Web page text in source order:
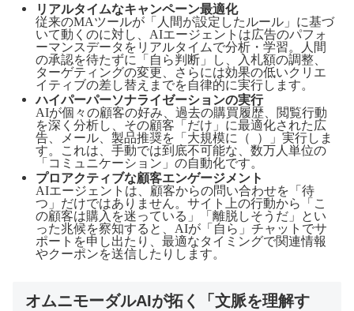
リアルタイムなキャンペーン最適化
従来のMAツールが「人間が設定したルール」に基づ
いて動くのに対し、AIエージェントは広告のパフォ
ーマンスデータをリアルタイムで分析・学習。人間
の承認を待たずに「自ら判断」し、入札額の調整、
ターゲティングの変更、さらには効果の低いクリエ
イティブの差し替えまでを自律的に実行します。
ハイパーパーソナライゼーションの実行
AIが個々の顧客の好み、過去の購買履歴、閲覧行動
を深く分析し、その顧客「だけ」に最適化された広
告、メール、製品推奨を「大規模に（at scale）」実行しま
す。これは、手動では到底不可能な、数万人単位の
「1to1コミュニケーション」の自動化です。
プロアクティブな顧客エンゲージメント
AIエージェントは、顧客からの問い合わせを「待
つ」だけではありません。サイト上の行動から「こ
の顧客は購入を迷っている」「離脱しそうだ」とい
った兆候を察知すると、AIが「自ら」チャットでサ
ポートを申し出たり、最適なタイミングで関連情報
やクーポンを送信したりします。
オムニモーダルAIが拓く「文脈を理解す